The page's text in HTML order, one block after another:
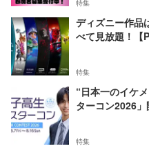
特集
ディズニー作品
べて見放題！【
特集
“日本一のイケ
ターコン2026」
特集